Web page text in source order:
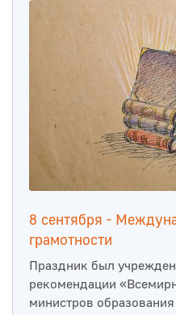
8 сентября -
грамотности
Праздник был
рекомендации
министров